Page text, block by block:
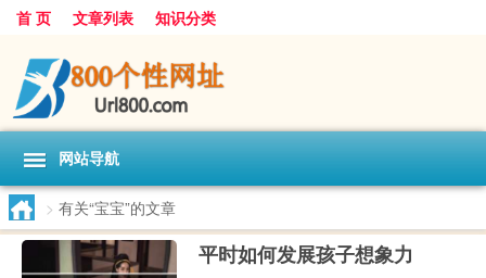
首 页 文章列表 知识分类
网站导航
> 有关“宝宝”的文章
平时如何发展孩子想象力